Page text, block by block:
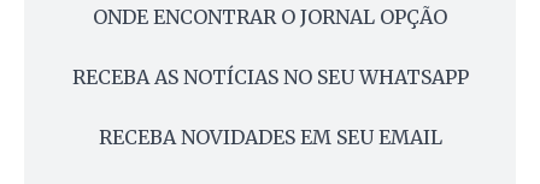
ONDE ENCONTRAR O JORNAL OPÇÃO
RECEBA AS NOTÍCIAS NO SEU WHATSAPP
RECEBA NOVIDADES EM SEU EMAIL